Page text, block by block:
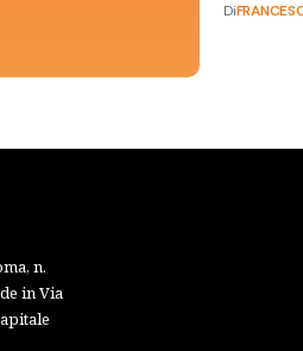
Di
n.
in Via